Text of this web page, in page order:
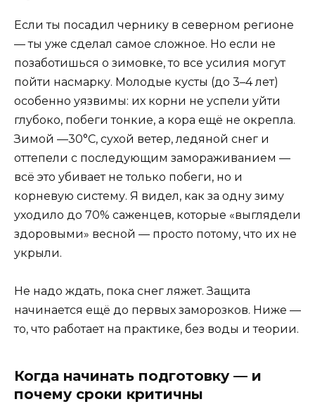
Если ты посадил чернику в северном регионе
— ты уже сделал самое сложное. Но если не
позаботишься о зимовке, то все усилия могут
пойти насмарку. Молодые кусты (до 3–4 лет)
особенно уязвимы: их корни не успели уйти
глубоко, побеги тонкие, а кора ещё не окрепла.
Зимой —30°C, сухой ветер, ледяной снег и
оттепели с последующим замораживанием —
всё это убивает не только побеги, но и
корневую систему. Я видел, как за одну зиму
уходило до 70% саженцев, которые «выглядели
здоровыми» весной — просто потому, что их не
укрыли.
Не надо ждать, пока снег ляжет. Защита
начинается ещё до первых заморозков. Ниже —
то, что работает на практике, без воды и теории.
Когда начинать подготовку — и
почему сроки критичны